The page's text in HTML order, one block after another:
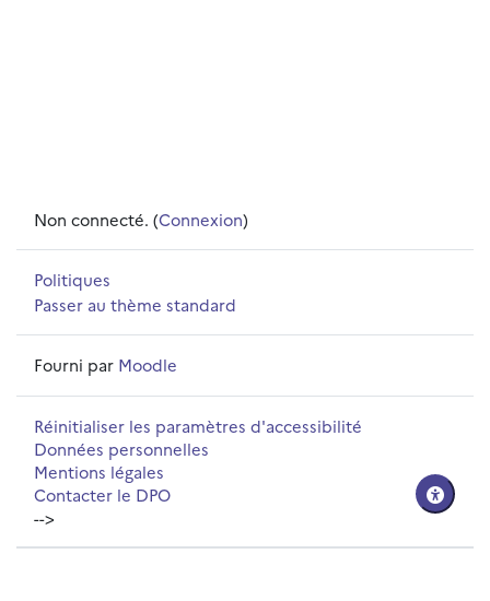
Non connecté. (Connexion)
Politiques
Passer au thème standard
Fourni par Moodle
Réinitialiser les paramètres d'accessibilité
Données personnelles
Mentions légales
Contacter le DPO
-->